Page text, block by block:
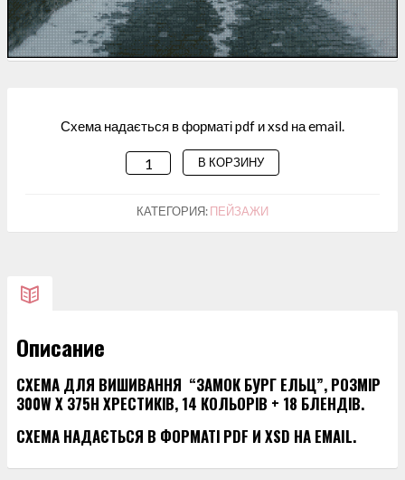
Схема надається в форматі pdf и xsd на email.
КОЛИЧЕСТВО
СХЕМА
ДЛЯ
В КОРЗИНУ
КАТЕГОРИЯ:ПЕЙЗАЖИ
Описание
СХЕМА ДЛЯ ВИШИВАННЯ “ЗАМОК БУРГ ЕЛЬЦ”, РОЗМІР
300W X 375H ХРЕСТИКІВ, 14 КОЛЬОРІВ + 18 БЛЕНДІВ.
СХЕМА НАДАЄТЬСЯ В ФОРМАТІ PDF И XSD НА EMAIL.